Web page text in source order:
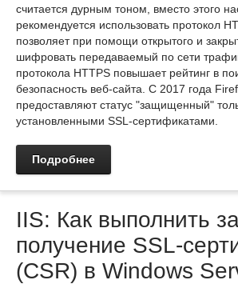
считается дурным тоном, вместо этого
рекомендуется использовать протокол
позволяет при помощи открытого и
шифровать передаваемый по сети
протокола HTTPS повышает рейтинг в
безопасность веб-сайта. С 2017 года
предоставляют статус "защищенный"
установленными SSL-сертификатами.
Подробнее
IIS: Как выполнить
получение SSL-
(CSR) в Windows